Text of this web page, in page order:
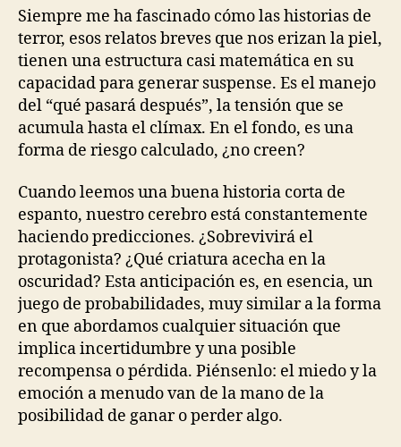
publicaciónpublicación
Siempre me ha fascinado cómo las historias de
terror, esos relatos breves que nos erizan la piel,
tienen una estructura casi matemática en su
capacidad para generar suspense. Es el manejo
del “qué pasará después”, la tensión que se
acumula hasta el clímax. En el fondo, es una
forma de riesgo calculado, ¿no creen?
Cuando leemos una buena historia corta de
espanto, nuestro cerebro está constantemente
haciendo predicciones. ¿Sobrevivirá el
protagonista? ¿Qué criatura acecha en la
oscuridad? Esta anticipación es, en esencia, un
juego de probabilidades, muy similar a la forma
en que abordamos cualquier situación que
implica incertidumbre y una posible
recompensa o pérdida. Piénsenlo: el miedo y la
emoción a menudo van de la mano de la
posibilidad de ganar o perder algo.